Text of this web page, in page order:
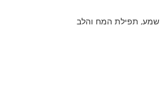
שמע, תפילת המח והלב